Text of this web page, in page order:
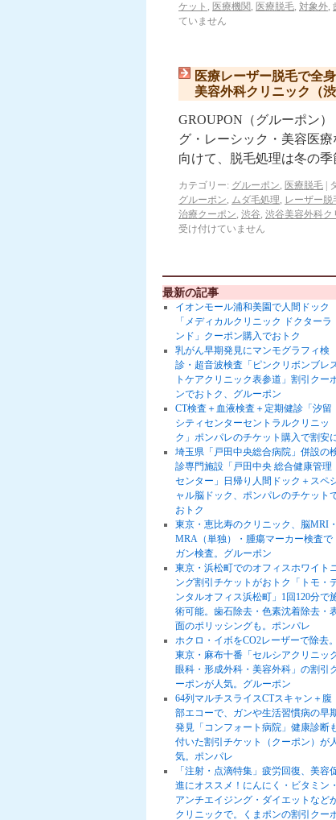
ケット , 医療機関 , 医療脱毛, 対象外,
ていません
医療レーザー脱毛で全
美容外科クリニック（
GROUPON（グルーポン
グ・レーシック・美容医
向けて、脱毛処理は冬の
カテゴリー: グルーポン, 医療脱毛
グルーポン, ムダ毛処理, レーザー脱
治療クーポン, 渋谷, 渋谷美容外科ク
受け付けていません
最新の記事
イオンモール浦和美園で人間ドック
「メディカルクリニック ドクターラ
ンド」クーポン購入でおトク
乳がん早期発見にマンモグラフィ検
診・超音波検査「ピンクリボンブレ
トケアクリニック表参道」割引クー
ンでおトク、グルーポン
CT検査＋血液検査＋定期健診「汐留
シティセンターセントラルクリニッ
ク」ポンパレのチケット購入で割安
埼玉県「戸田中央総合病院」併設の
診専門施設「戸田中央 総合健康管理
センター」日帰り人間ドック＋スペ
ャル脳ドック、ポンパレのチケット
おトク
東京・恵比寿のクリニック、脳MRI・
MRA（単独）・腫瘍マーカー検査で
ガン検査。グルーポン
東京・浜松町でのオフィスホワイト
ング割引チケットがおトク「トモ・
ンタルオフィス浜松町」1回120分で
術可能。歯石除去・色素沈着除去・
面のポリッシングも。ポンパレ
ホクロ・イボをCO2レーザーで除去。
東京・麻布十番「セルシアクリニッ
眼科・形成外科・美容外科」の割引
ーポンが人気。グルーポン
64列マルチスライスCTスキャン＋腹
部エコーで、ガンや生活習慣病の早
発見「コンフォート病院」健康診断
付いた割引チケット（クーポン）が
気。ポンパレ
「注射・点滴特集」疲労回復、美容
進にオススメ！にんにく・ビタミン・
アンチエイジング・ダイエットなど
クリニックで。くまポンの割引クー